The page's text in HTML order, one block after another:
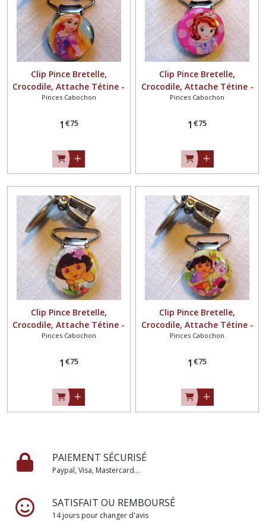
Clip Pince Bretelle,
Crocodile, Attache Tétine -
PRINCESSE ** 25 mm **
Pinces Cabochon
1 €75
Clip Pince Bretelle,
Crocodile, Attache Tétine -
PRINCESSE Rose pois ** 25
CR131
Pinces Cabochon
1 €75
Clip Pince Bretelle,
Crocodile, Attache Tétine -
FILLETTE FLEUR ** 25 mm
Pinces Cabochon
1 €75
Clip Pince Bretelle,
Crocodile, Attache Tétine -
FILLETTE et singe ** 25 mm
Pinces Cabochon
1 €75
PAIEMENT SÉCURISÉ
Paypal, Visa, Mastercard...
SATISFAIT OU REMBOURSÉ
14 jours pour changer d'avis